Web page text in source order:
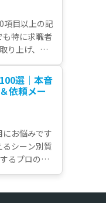
項目以上の記
も特に求職者
り上げ、作
。各例文を
にしてみて
人情報を
人票に仕上
選｜本音
依頼メー
お悩みです
シーン別質
るプロのテ
そのまま送